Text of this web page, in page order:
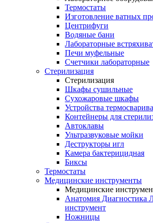
Термостаты
Изготовление ватных
Центрифуги
Водяные бани
Лабораторные
Печи муфельные
Счетчики лабораторные
Стерилизация
Стерилизация
Шкафы сушильные
Сухожаровые шкафы
Устройства
Контейнеры для
Автоклавы
Ультразвуковые мойки
Деструкторы игл
Камера бактерицидная
Биксы
Термостаты
Медицинские инструменты
Медицинские
Анатомия Диагностика
инструмент
Ножницы